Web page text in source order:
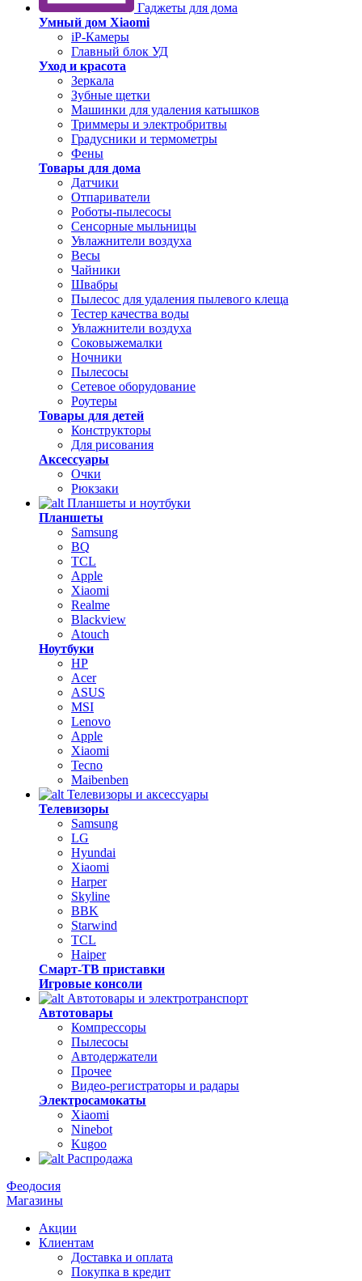
Гаджеты для дома
Умный дом Xiaomi
iP-Камеры
Главный блок УД
Уход и красота
Зеркала
Зубные щетки
Машинки для удаления катышков
Триммеры и электробритвы
Градусники и термометры
Фены
Товары для дома
Датчики
Отпариватели
Роботы-пылесосы
Сенсорные мыльницы
Увлажнители воздуха
Весы
Чайники
Швабры
Пылесос для удаления пылевого клеща
Тестер качества воды
Увлажнители воздуха
Соковыжемалки
Ночники
Пылесосы
Сетевое оборудование
Роутеры
Товары для детей
Конструкторы
Для рисования
Аксессуары
Очки
Рюкзаки
Планшеты и ноутбуки
Планшеты
Samsung
BQ
TCL
Apple
Xiaomi
Realme
Blackview
Atouch
Ноутбуки
HP
Acer
ASUS
MSI
Lenovo
Apple
Xiaomi
Tecno
Maibenben
Телевизоры и аксессуары
Телевизоры
Samsung
LG
Hyundai
Xiaomi
Harper
Skyline
BBK
Starwind
TCL
Haiper
Смарт-ТВ приставки
Игровые консоли
Автотовары и электротранспорт
Автотовары
Компрессоры
Пылесосы
Автодержатели
Прочее
Видео-регистраторы и радары
Электросамокаты
Xiaomi
Ninebot
Kugoo
Распродажа
Феодосия
Магазины
Акции
Клиентам
Доставка и оплата
Покупка в кредит